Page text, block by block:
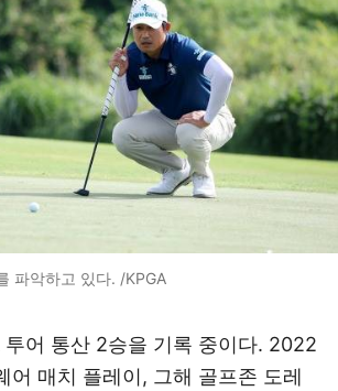
파악하고 있다. /KPGA
투어 통산 2승을 기록 중이다. 2022
어 매치 플레이, 그해 골프존 도레